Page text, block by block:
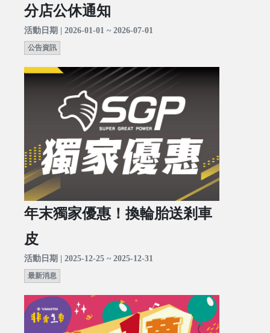
分店公休通知
活動日期 | 2026-01-01 ~ 2026-07-01
公告資訊
年末獨家優惠！換輪胎送剎車
皮
活動日期 | 2025-12-25 ~ 2025-12-31
最新消息